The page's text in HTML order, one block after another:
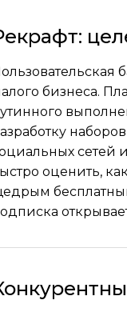
бизнеса.
сетей
оценить,